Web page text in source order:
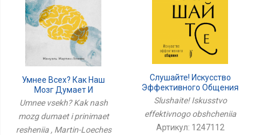
Умнее Всех? Как Наш
Мозг Думает И
Принимает Решения
Umnee vsekh? Kak nash
mozg dumaet i prinimaet
resheniia , Martin-Loeches
Слушайте! Искусство
Эффективного Общения
Slushaite! Iskusstvo
effektivnogo obshcheniia
Артикул: 1247112